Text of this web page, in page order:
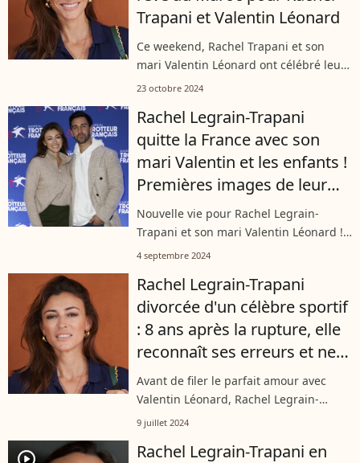
Trapani et Valentin Léonard
Ce weekend, Rachel Trapani et son
mari Valentin Léonard ont célébré leur
union en grande pompe ! Le couple,
juin 2024, a cette fois-ci vu les...
23 octobre 2024
Rachel Legrain-Trapani
quitte la France avec son
mari Valentin et les enfants !
Premières images de leur
nouvelle vie dans un lieu très
prisé
Nouvelle vie pour Rachel Legrain-
Trapani et son mari Valentin Léonard !
Après avoir gardé le secret pendant
avoir quitté la France. Sur Instagram,...
4 septembre 2024
Rachel Legrain-Trapani
divorcée d'un célèbre sportif
: 8 ans après la rupture, elle
reconnaît ses erreurs et ne
s'épargne pas
Avant de filer le parfait amour avec
Valentin Léonard, Rachel Legrain-
Trapani a été en couple avec le
même été mariés et ont accueilli un
9 juillet 2024
player2
Rachel Legrain-Trapani en